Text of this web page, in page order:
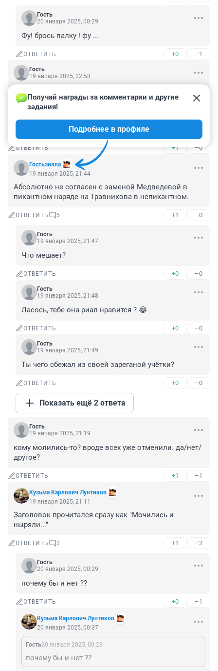
Гость
20 января 2025, 00:29
Фу! брось палку ! фу ...
ОТВЕТИТЬ +0 –1
Гость
19 января 2025, 22:53
запрос на преодоление себя во имя чего-то.
Вот это силища народная.
Сейчас еще фестивали бега пойдут один за другим
ОТВЕТИТЬ +1 –0
Гостьзилла
Получай награды за комментарии и другие
задания!
Подробнее в профиле
19 января 2025, 21:44
Абсолютно не согласен с заменой Медведевой в
пикантном наряде на Травникова в непикантном.
ОТВЕТИТЬ 5 +1 –0
Гость
19 января 2025, 21:47
Что мешает?
ОТВЕТИТЬ +0 –0
Гость
19 января 2025, 21:48
Ласось, тебе она риал нравится ? 😂
ОТВЕТИТЬ +0 –0
Гость
19 января 2025, 21:49
Ты чего сбежал из своей зареганой учётки?
ОТВЕТИТЬ +0 –0
Показать ещё 2 ответа
Гость
19 января 2025, 21:19
кому молились-то? вроде всех уже отменили. да/нет/
другое?
ОТВЕТИТЬ +1 –1
Кузьма Карлович Лунтиков
19 января 2025, 21:11
Заголовок прочитался сразу как "Мочились и
ныряли..."
ОТВЕТИТЬ 2 +1 –2
Гость
20 января 2025, 00:29
почему бы и нет ??
ОТВЕТИТЬ +0 –1
Кузьма Карлович Лунтиков
20 января 2025, 00:37
Гость20 января 2025, 00:29
почему бы и нет ??